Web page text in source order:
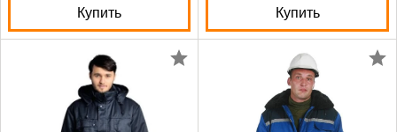
Купить Купить